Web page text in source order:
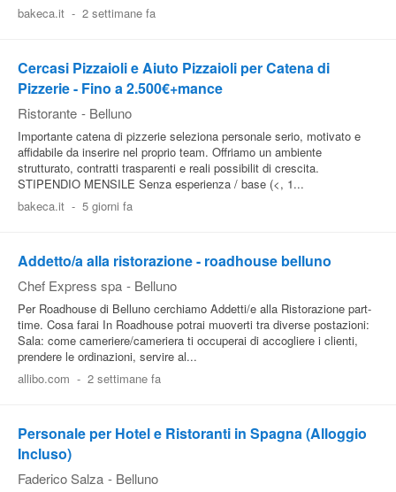
bakeca.it - 2 settimane fa
Cercasi Pizzaioli e Aiuto Pizzaioli per Catena di
Pizzerie - Fino a 2.500€+mance
Ristorante - Belluno
Importante catena di pizzerie seleziona personale serio, motivato e
affidabile da inserire nel proprio team. Offriamo un ambiente
strutturato, contratti trasparenti e reali possibilit di crescita.
STIPENDIO MENSILE Senza esperienza / base (<, 1...
bakeca.it - 5 giorni fa
Addetto/a alla ristorazione - roadhouse belluno
Chef Express spa - Belluno
Per Roadhouse di Belluno cerchiamo Addetti/e alla Ristorazione part-
time. Cosa farai In Roadhouse potrai muoverti tra diverse postazioni:
Sala: come cameriere/cameriera ti occuperai di accogliere i clienti,
prendere le ordinazioni, servire al...
allibo.com - 2 settimane fa
Personale per Hotel e Ristoranti in Spagna (Alloggio
Incluso)
Faderico Salza - Belluno